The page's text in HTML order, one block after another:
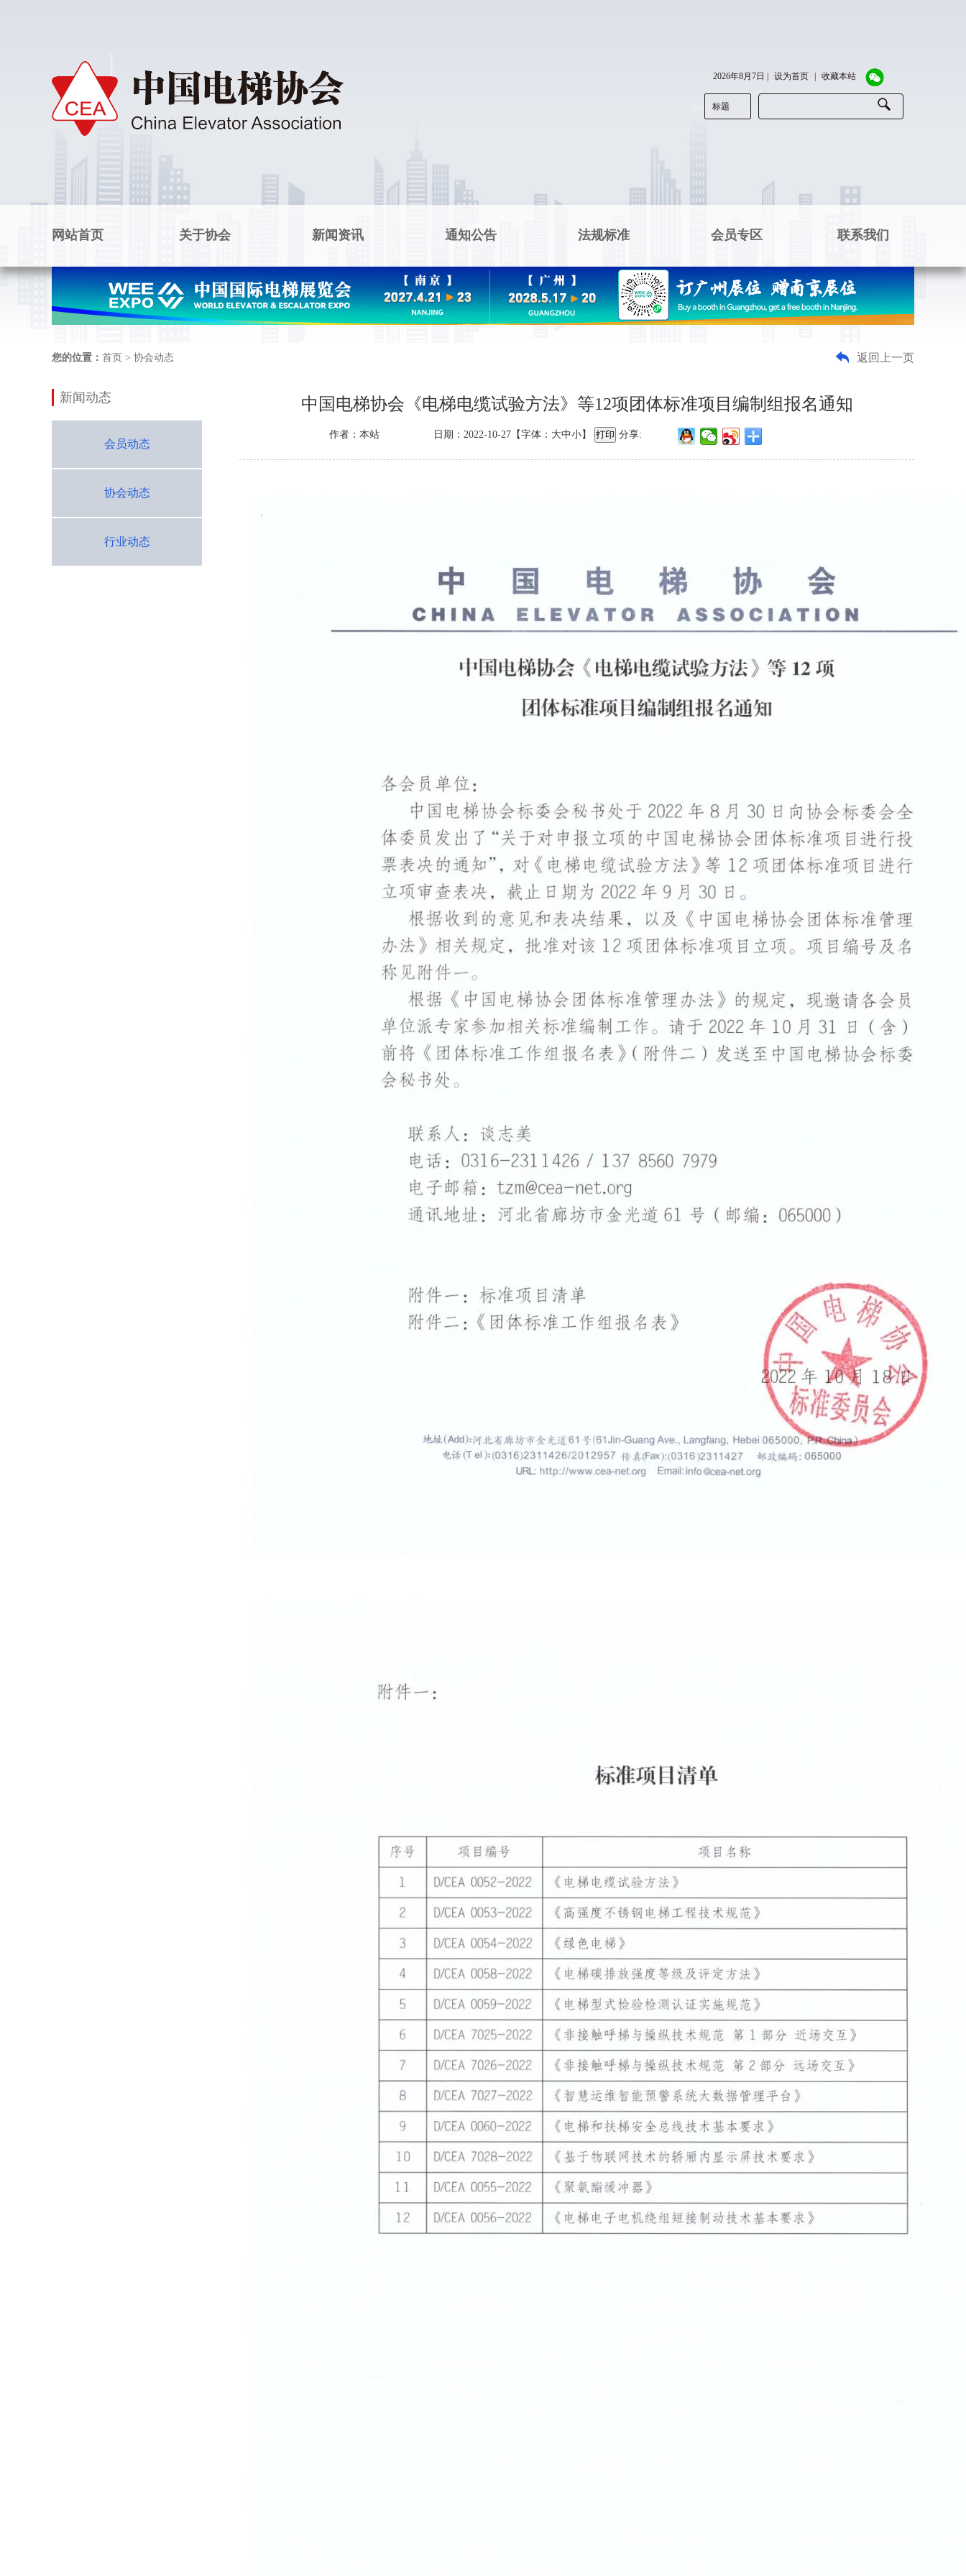
2026年8月7日 设为首页 收藏本站
标题
网站首页 关于协会 新闻资讯 通知公告 法规标准 会员专区 联系我们
您的位置： 首页 > 协会动态 返回上一页
新闻动态
会员动态
协会动态
行业动态
中国电梯协会《电梯电缆试验方法》等12项团体标准项目编制组报名通知
作者：本站 日期：2022-10-27【字体： 大中小】 分享: